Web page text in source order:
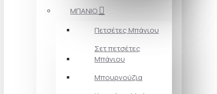
ΜΠΑΝΙΟ
Πετσέτες Mπάνιου
Σετ πετσέτες
Mπάνιου
Μπουρνούζια